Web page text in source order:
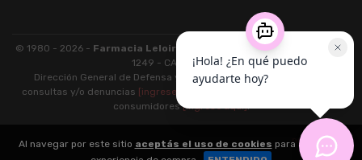
© 1980 - 2026 - Farmacia Leloir S.R.L.
| CUIT 33609220789 - Larrea
1249 - CABA - CP 1117
Dirección General de Defensa y Protección al Consumidor: Para
consultas y/o denuncias [ingrese aquí]
consumidores[ingrese aquí].
nubixstore®
v13.08.2
Al navegar por este sitio aceptás el uso de cookies para agilizar tu